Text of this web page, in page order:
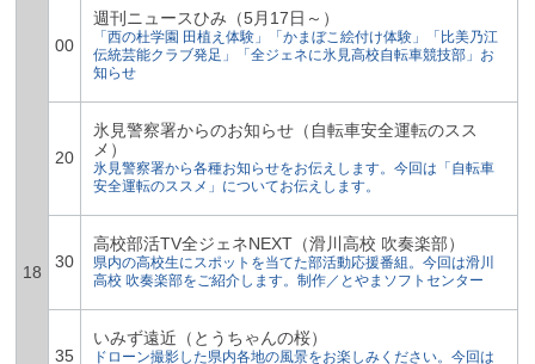
18
00
週刊ニュースひみ（5月17日～）
「西の杜学園 田植え体験」「かまぼこ絵付け体験」「比美乃江
伝統芸能クラブ発足」「全ジェネに氷見高校自転車競技部」お
知らせ
20
氷見警察署からのお知らせ（自転車安全運転のスス
メ）
氷見警察署から各種お知らせをお伝えします。今回は「自転車
安全運転のススメ」についてお伝えします。
30
高校部活TV全ジェネNEXT（滑川高校 吹奏楽部）
県内の高校生にスポットを当てた部活動応援番組。今回は滑川
高校 吹奏楽部をご紹介します。制作／とやまソフトセンター
35
いみず遠近（とうちゃんの桜）
ドローン撮影した県内各地の風景をお楽しみください。今回は